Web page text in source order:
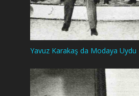
Yavuz Karakaş da Modaya Uydu